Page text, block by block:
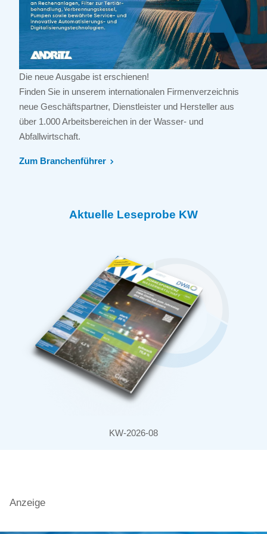
Die neue Ausgabe ist erschienen!
Finden Sie in unserem internationalen Firmenverzeichnis
neue Geschäftspartner, Dienstleister und Hersteller aus
über 1.000 Arbeitsbereichen in der Wasser- und
Abfallwirtschaft.
Zum Branchenführer
Aktuelle Leseprobe KW
KW-2026-08
Anzeige